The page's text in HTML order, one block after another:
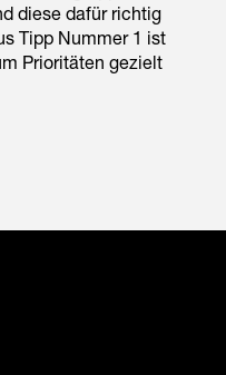
diese dafür richtig
Tipp Nummer 1 ist
Prioritäten gezielt